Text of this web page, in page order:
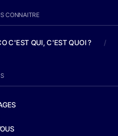
CONNAITRE
C'EST QUI, C'EST QUOI ? /